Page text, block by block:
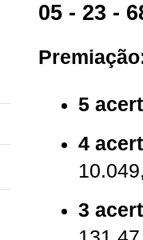
05 - 23 -
5
4
3